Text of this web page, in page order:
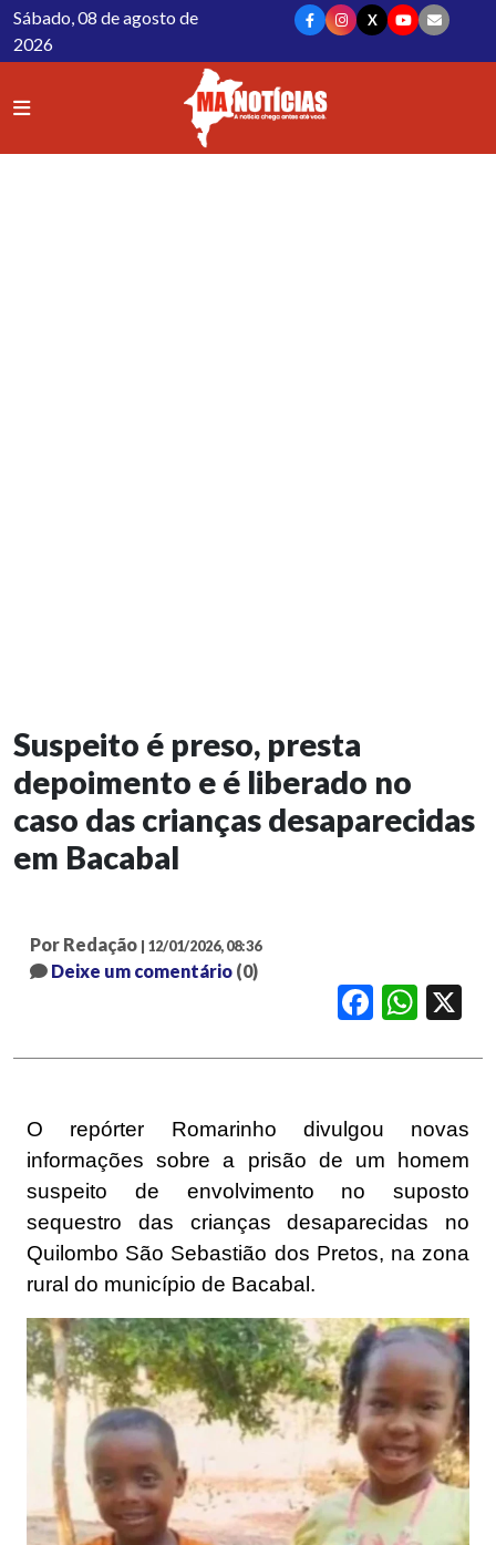
Sábado, 08 de agosto de
2026
X
Suspeito é preso, presta
depoimento e é liberado no
caso das crianças desaparecidas
em Bacabal
Por Redação | 12/01/2026, 08:36
Deixe um comentário (0)
FacebookWhatsApp
O repórter Romarinho divulgou novas
informações sobre a prisão de um homem
suspeito de envolvimento no suposto
sequestro das crianças desaparecidas no
Quilombo São Sebastião dos Pretos, na zona
rural do município de Bacabal.